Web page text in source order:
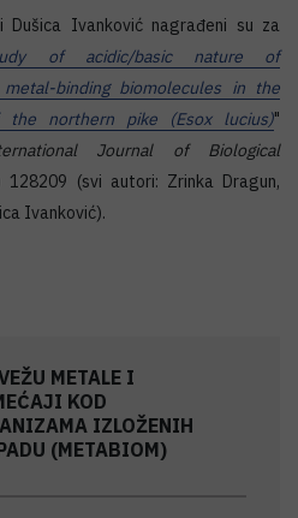
Dušica Ivanković nagrađeni su za
of acidic/basic nature of
binding biomolecules in the
northern pike (Esox lucius)"
Journal of Biological
128209 (svi autori: Zrinka Dragun,
Ivanković).
METALE I
KOD
IZLOŽENIH
(METABIOM)